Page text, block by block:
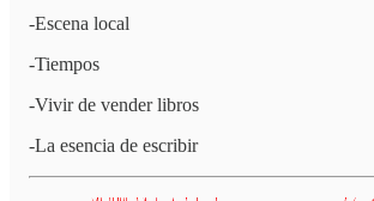
-Escena local
-Tiempos
-Vivir de vender libros
-La esencia de escribir